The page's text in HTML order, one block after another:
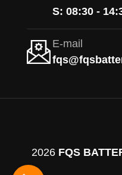
S: 08:30 -
E-mail
2026 FQS